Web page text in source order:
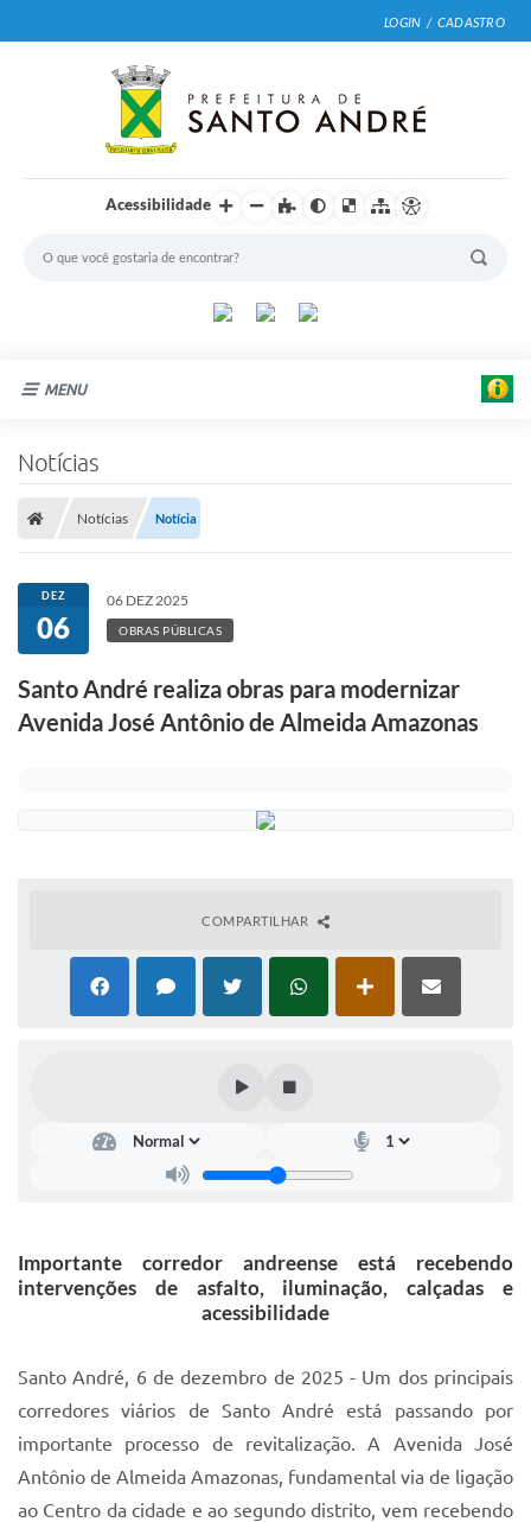
LOGIN / CADASTRO
Acessibilidade
MENU
Portal de Serviços
Transparência
Ônibus
Consultar Processos
Contas Públicas
Fale Conosco
FAQ - Perguntas Frequentes
Legislação
Lei de acesso à informação
Mobilidade Urbana Sustentável
Passe Escolar
Parque Escola
Quadra Fiscal
Notícias
Notícias Notícia
DEZ
06
06 DEZ 2025
OBRAS PÚBLICAS
Santo André realiza obras para modernizar
Avenida José Antônio de Almeida Amazonas
COMPARTILHAR
Importante corredor andreense está recebendo
intervenções de asfalto, iluminação, calçadas e
acessibilidade
Santo André, 6 de dezembro de 2025 - Um dos principais
corredores viários de Santo André está passando por
importante processo de revitalização. A Avenida José
Antônio de Almeida Amazonas, fundamental via de ligação
ao Centro da cidade e ao segundo distrito, vem recebendo